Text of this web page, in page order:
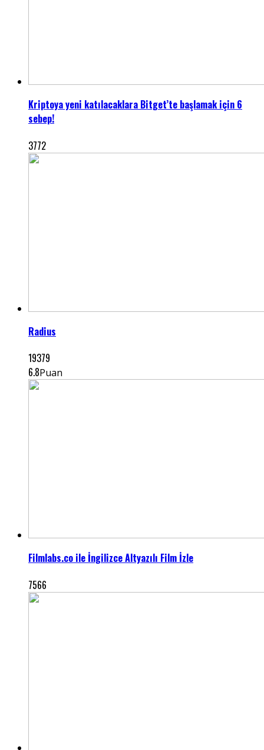
Kriptoya yeni katılacaklara Bitget’te başlamak için 6
sebep!
3772
Radius
19379
6.8Puan
Filmlabs.co ile İngilizce Altyazılı Film İzle
7566